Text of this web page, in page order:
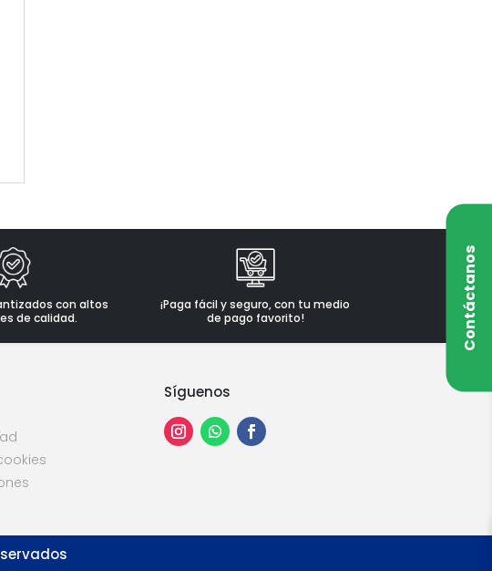
con altos
de calidad.
¡Paga fácil y seguro, con tu medio
de pago favorito!
Contáctanos
Síguenos